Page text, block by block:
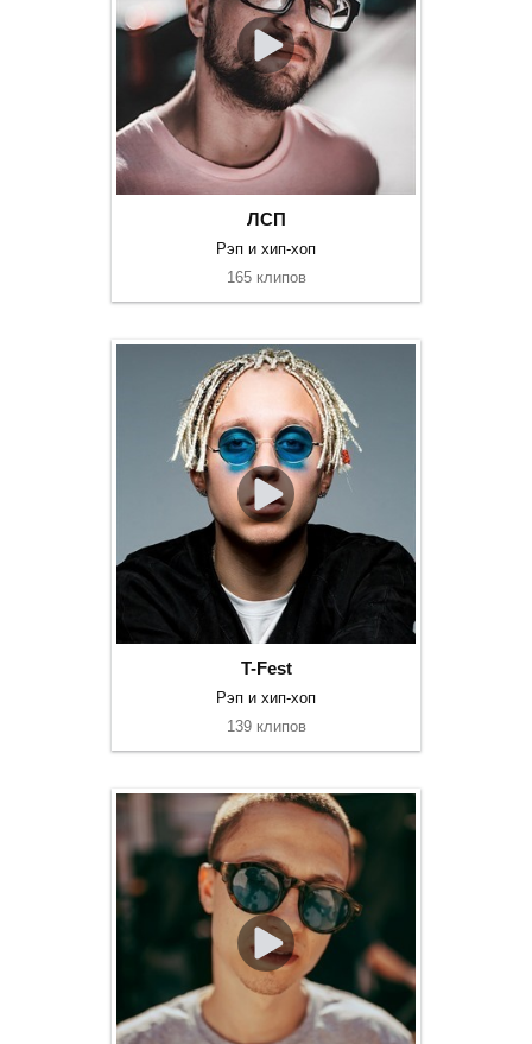
ЛСП
Рэп и хип-хоп
165 клипов
T-Fest
Рэп и хип-хоп
139 клипов